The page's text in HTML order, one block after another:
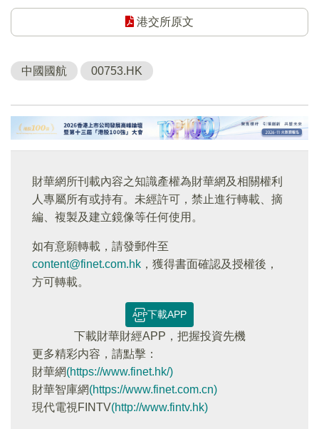
港交所原文
中國國航 00753.HK
財華網所刊載內容之知識產權為財華網及相關權利
人專屬所有或持有。未經許可，禁止進行轉載、摘
編、複製及建立鏡像等任何使用。
如有意願轉載，請發郵件至
content@finet.com.hk ，獲得書面確認及授權後，
方可轉載。
下載APP
下載財華財經APP，把握投資先機
更多精彩内容，請點擊：
財華網(https://www.finet.hk/)
財華智庫網(https://www.finet.com.cn)
現代電視FINTV(http://www.fintv.hk)